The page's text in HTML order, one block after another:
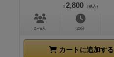
¥ 2,800 （税込）
2～6人 20分
カートに追加する